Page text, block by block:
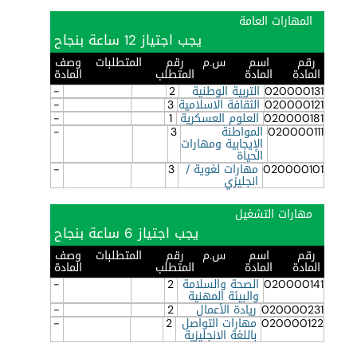
المهارات العامة
يجب اجتياز 12 ساعة بنجاح
رقم
المادة
اسم
المادة
س.م رقم
المتطلب
المتطلبات وصف
المادة
020000131 التربية الوطنية 2
-
020000121 الثقافة الاسلامية 3
-
020000181 العلوم العسكرية 1
-
020000111 المواطنة
الإيجابية ومهارات
الحياة
3
-
020000101 مهارات لغوية /
انجليزي
3
-
مهارات التشغيل
يجب اجتياز 6 ساعة بنجاح
رقم
المادة
اسم
المادة
س.م رقم
المتطلب
المتطلبات وصف
المادة
020000141 الصحة والسلامة
والبيئة المهنية
2
-
020000231 ريادة الأعمال 2
-
020000122 مهارات التواصل
باللغة الانجليزية
2
-